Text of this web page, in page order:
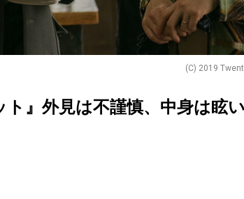
(C) 2019
ト』外見は不謹慎、中身は眩